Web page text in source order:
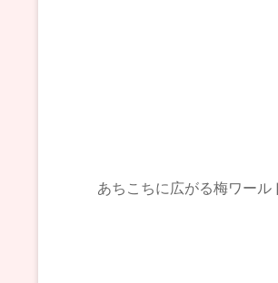
あちこちに広がる梅ワール